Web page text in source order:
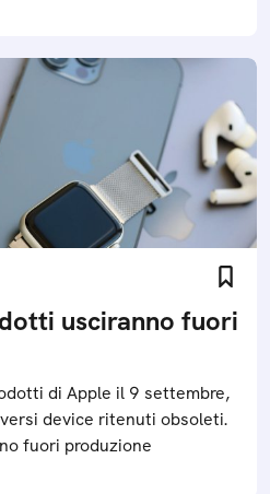
usciranno fuori
di Apple il 9 settembre,
device ritenuti obsoleti.
fuori produzione